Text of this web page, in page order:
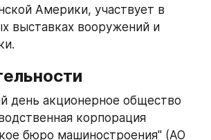
Америки, участвует в
выставках вооружений и
день акционерное общество
корпорация
бюро машиностроения" (АО